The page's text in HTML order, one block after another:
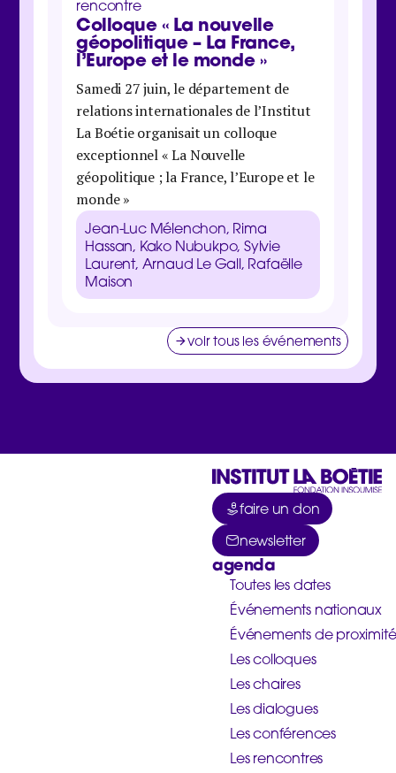
rencontre
Colloque « La nouvelle
géopolitique – La France,
l’Europe et le monde »
Samedi 27 juin, le département de
relations internationales de l’Institut
La Boétie organisait un colloque
exceptionnel « La Nouvelle
géopolitique ; la France, l’Europe et le
monde »
Jean-Luc Mélenchon, Rima
Hassan, Kako Nubukpo, Sylvie
Laurent, Arnaud Le Gall, Rafaëlle
Maison
voir tous les événements
faire un don
newsletter
agenda
Toutes les dates
Événements nationaux
Événements de proximité
Les colloques
Les chaires
Les dialogues
Les conférences
Les rencontres